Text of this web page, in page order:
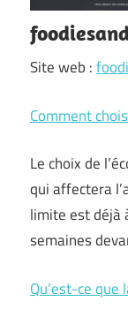
Site web :
Comment
Le choix de
qui affectera
limite est déjà
semaines
Qu’est-ce